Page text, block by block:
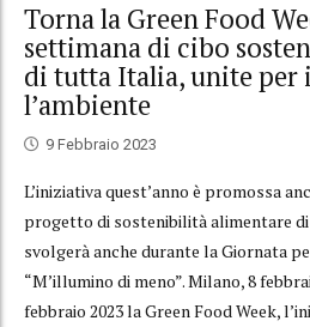
Torna la Green Food
settimana di cibo
di tutta Italia, unite per
l’ambiente
9 Febbraio 2023
L’iniziativa quest’anno è promossa
progetto di sostenibilità alimentare di
svolgerà anche durante la Giornata
“M’illumino di meno”. Milano, 8
febbraio 2023 la Green Food Week,